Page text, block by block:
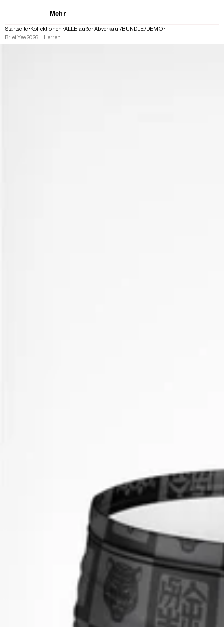
Mehr
Startseite Kollektionen ALLE außer Abverkauf/BUNDLE/DEMO
Brief Yee 2026 – Herren
WEITER ZU DEN PRODUKTINFORMATIONEN